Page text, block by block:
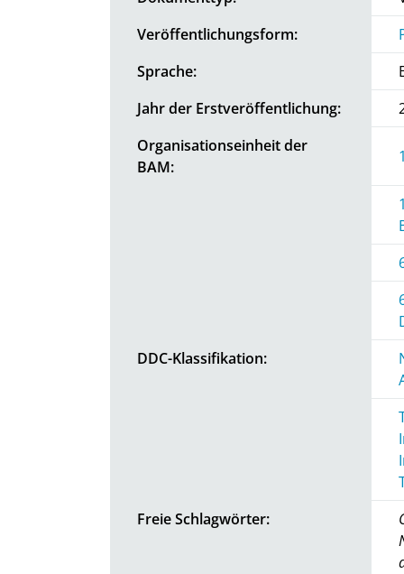
Veröffentlichungsform:
Sprache:
Jahr der Erstveröffentlichung:
Organisationseinheit der
BAM:
DDC-Klassifikation:
Freie Schlagwörter: